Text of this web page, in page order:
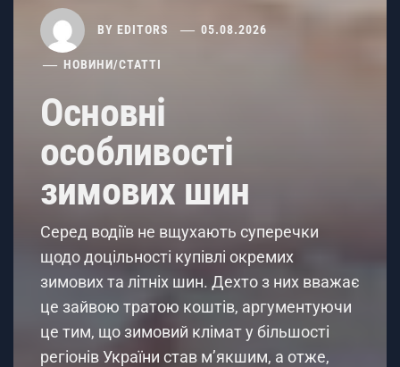
BY EDITORS 05.08.2026
НОВИНИ/СТАТТІ
Основні
особливості
зимових шин
Серед водіїв не вщухають суперечки
щодо доцільності купівлі окремих
зимових та літніх шин. Дехто з них вважає
це зайвою тратою коштів, аргументуючи
це тим, що зимовий клімат у більшості
регіонів України став м’якшим, а отже,